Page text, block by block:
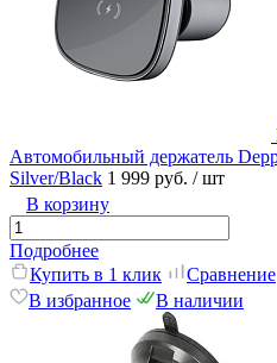
Автомобильный держатель
Silver/Black 1 999 руб. / шт
В корзину
Подробнее
Купить в 1 клик
Сравнение
В избранное
В наличии